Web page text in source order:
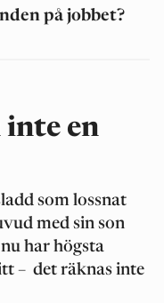
på jobbet?
en
som lossnat
med sin son
har högsta
– det räknas inte